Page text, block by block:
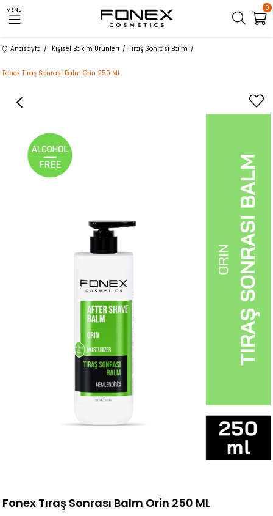
MENU 0
Anasayfa Kişisel Bakım Ürünleri Tıraş Sonrası Balm
Fonex Tıraş Sonrası Balm Orin 250 ML
Fonex Tıraş Sonrası Balm Orin 250 ML